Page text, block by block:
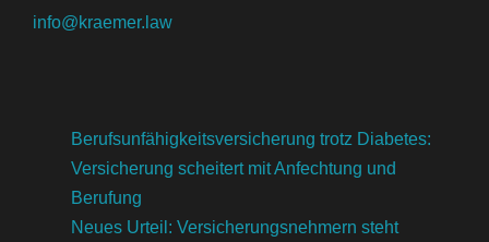
info@kraemer.law
Berufsunfähigkeitsversicherung trotz Diabetes:
Versicherung scheitert mit Anfechtung und
Berufung
Neues Urteil: Versicherungsnehmern steht